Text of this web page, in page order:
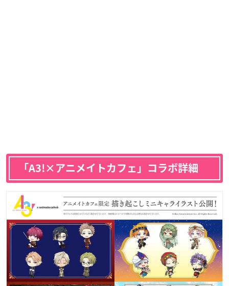
「A3!×アニメイトカフェ」コラボ詳細